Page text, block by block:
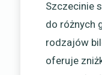
Szczecinie
do różnych
rodzajów
oferuje